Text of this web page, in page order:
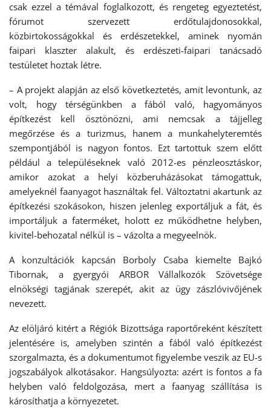
csak ezzel a témával foglalkozott, és rengeteg egyeztetést,
fórumot szervezett erdőtulajdonosokkal,
közbirtokosságokkal és erdészetekkel, aminek nyomán
faipari klaszter alakult, és erdészeti-faipari tanácsadó
testületet hoztak létre.
– A projekt alapján az első következtetés, amit levontunk, az
volt, hogy térségünkben a fából való, hagyományos
építkezést kell ösztönözni, ami nemcsak a tájjelleg
megőrzése és a turizmus, hanem a munkahelyteremtés
szempontjából is nagyon fontos. Ezt tartottuk szem előtt
például a településeknek való 2012-es pénzleosztáskor,
amikor azokat a helyi közberuházásokat támogattuk,
amelyeknél faanyagot használtak fel. Változtatni akartunk az
építkezési szokásokon, hiszen jelenleg exportáljuk a fát, és
importáljuk a faterméket, holott ez működhetne helyben,
kivitel-behozatal nélkül is – vázolta a megyeelnök.
A konzultációk kapcsán Borboly Csaba kiemelte Bajkó
Tibornak, a gyergyói ARBOR Vállalkozók Szövetsége
elnökségi tagjának szerepét, akit az ügy zászlóvivőjének
nevezett.
Az elöljáró kitért a Régiók Bizottsága raportőreként készített
jelentésére is, amelyben szintén a fából való építkezést
szorgalmazta, és a dokumentumot figyelembe veszik az EU-s
jogszabályok alkotásakor. Hangsúlyozta: azért is fontos a fa
helyben való feldolgozása, mert a faanyag szállítása is
károsíthatja a környezetet.